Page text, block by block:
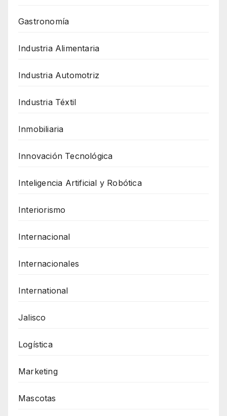
Gastronomía
Industria Alimentaria
Industria Automotriz
Industria Téxtil
Inmobiliaria
Innovación Tecnológica
Inteligencia Artificial y Robótica
Interiorismo
Internacional
Internacionales
International
Jalisco
Logística
Marketing
Mascotas